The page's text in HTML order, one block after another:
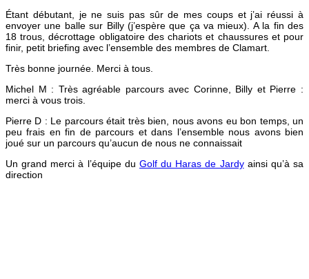
Étant débutant, je ne suis pas sûr de mes coups et j’ai réussi à
envoyer une balle sur Billy (j’espère que ça va mieux). A la fin des
18 trous, décrottage obligatoire des chariots et chaussures et pour
finir, petit briefing avec l’ensemble des membres de Clamart.
Très bonne journée. Merci à tous.
Michel M : Très agréable parcours avec Corinne, Billy et Pierre :
merci à vous trois.
Pierre D : Le parcours était très bien, nous avons eu bon temps, un
peu frais en fin de parcours et dans l’ensemble nous avons bien
joué sur un parcours qu’aucun de nous ne connaissait
Un grand merci à l’équipe du Golf du Haras de Jardyainsi qu’à sa
direction